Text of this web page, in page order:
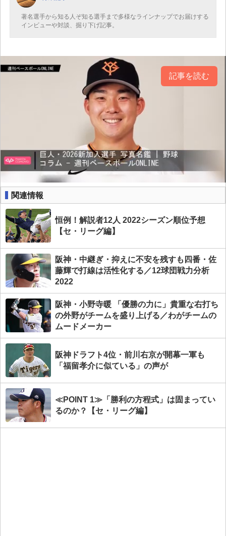
著名選手から知る人ぞ知る選手まで多様なラインナップでお届けする
インビューや対談、掘り下げ記事。
記事を読む
関連情報
恒例！解説者12人 2022シーズン順位予想
【セ・リーグ編】
阪神・中継ぎ・抑えに不安を残すも四番・佐
藤輝で打線は活性化する／12球団戦力分析
2022
阪神・小野寺暖 「優勝の力に」貴重な右打ち
の外野がチームを盛り上げる／わがチームの
ムードメーカー
阪神ドラフト4位・前川右京が開幕一軍も
「福留孝介に似ている」の声が
≪POINT 1≫「勝利の方程式」は固まってい
るのか？【セ・リーグ編】